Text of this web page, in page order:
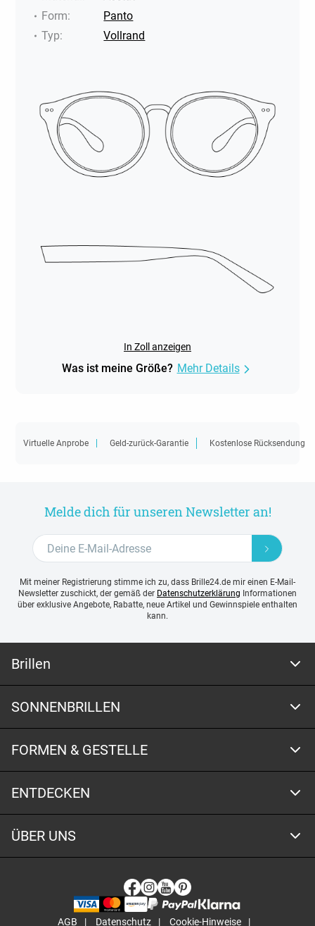
Form:
Panto
Typ: Vollrand
In Zoll anzeigen
Was ist meine Größe? Mehr Details
Virtuelle Anprobe Geld-zurück-Garantie Kostenlose Rücksendung
Melde dich für unseren Newsletter an!
Mit meiner Registrierung stimme ich zu, dass Brille24.de mir einen E-Mail-
Newsletter zuschickt, der gemäß der Datenschutzerklärung Informationen
über exklusive Angebote, Rabatte, neue Artikel und Gewinnspiele enthalten
kann.
Brillen
SONNENBRILLEN
FORMEN & GESTELLE
ENTDECKEN
ÜBER UNS
AGB Datenschutz Cookie-Hinweise